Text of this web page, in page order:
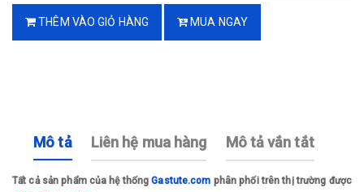
THÊM VÀO GIỎ HÀNG MUA NGAY
Mô tả Liên hệ mua hàng Mô tả vắn tắt
Tất cả sản phẩm của hệ thốngGastute.com phân phối trên thị trường được